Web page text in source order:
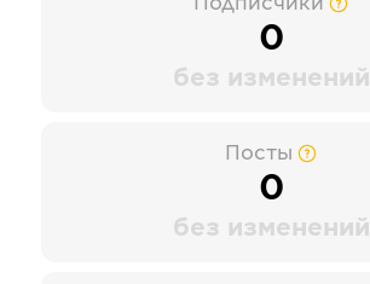
0
без изменений
Посты
0
без изменений